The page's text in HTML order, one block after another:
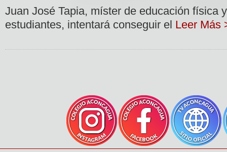
Juan José Tapia, míster de educación física
estudiantes, intentará conseguir el Leer Más